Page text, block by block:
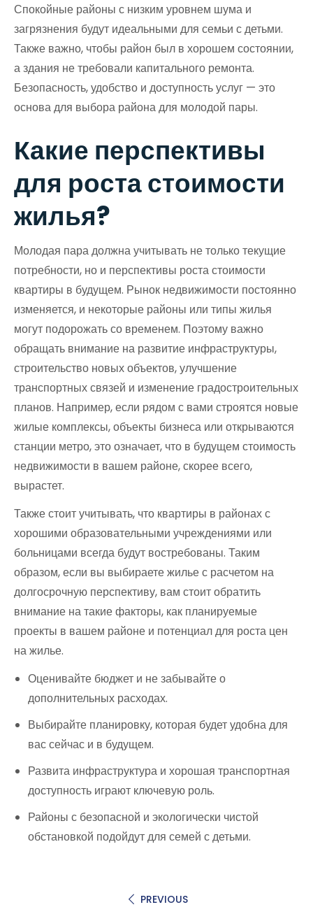
Спокойные районы с низким уровнем шума и
загрязнения будут идеальными для семьи с детьми.
Также важно, чтобы район был в хорошем состоянии,
а здания не требовали капитального ремонта.
Безопасность, удобство и доступность услуг — это
основа для выбора района для молодой пары.
Какие перспективы
для роста стоимости
жилья?
Молодая пара должна учитывать не только текущие
потребности, но и перспективы роста стоимости
квартиры в будущем. Рынок недвижимости постоянно
изменяется, и некоторые районы или типы жилья
могут подорожать со временем. Поэтому важно
обращать внимание на развитие инфраструктуры,
строительство новых объектов, улучшение
транспортных связей и изменение градостроительных
планов. Например, если рядом с вами строятся новые
жилые комплексы, объекты бизнеса или открываются
станции метро, это означает, что в будущем стоимость
недвижимости в вашем районе, скорее всего,
вырастет.
Также стоит учитывать, что квартиры в районах с
хорошими образовательными учреждениями или
больницами всегда будут востребованы. Таким
образом, если вы выбираете жилье с расчетом на
долгосрочную перспективу, вам стоит обратить
внимание на такие факторы, как планируемые
проекты в вашем районе и потенциал для роста цен
на жилье.
Оценивайте бюджет и не забывайте о
дополнительных расходах.
Выбирайте планировку, которая будет удобна для
вас сейчас и в будущем.
Развита инфраструктура и хорошая транспортная
доступность играют ключевую роль.
Районы с безопасной и экологически чистой
обстановкой подойдут для семей с детьми.
PREVIOUS